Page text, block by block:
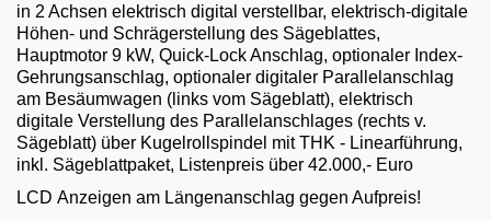
in 2 Achsen elektrisch digital verstellbar, elektrisch-digitale
Höhen- und Schrägerstellung des Sägeblattes,
Hauptmotor 9 kW, Quick-Lock Anschlag, optionaler Index-
Gehrungsanschlag, optionaler digitaler Parallelanschlag
am Besäumwagen (links vom Sägeblatt), elektrisch
digitale Verstellung des Parallelanschlages (rechts v.
Sägeblatt) über Kugelrollspindel mit THK - Linearführung,
inkl. Sägeblattpaket, Listenpreis über 42.000,- Euro
LCD Anzeigen am Längenanschlag gegen Aufpreis!